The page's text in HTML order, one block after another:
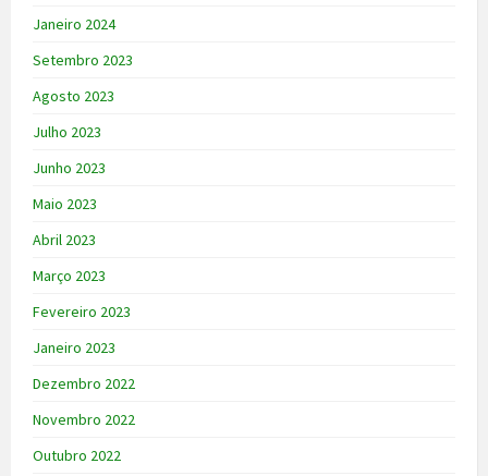
Janeiro 2024
Setembro 2023
Agosto 2023
Julho 2023
Junho 2023
Maio 2023
Abril 2023
Março 2023
Fevereiro 2023
Janeiro 2023
Dezembro 2022
Novembro 2022
Outubro 2022